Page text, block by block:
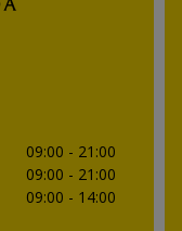
09:00 - 21:00
09:00 - 21:00
09:00 - 14:00